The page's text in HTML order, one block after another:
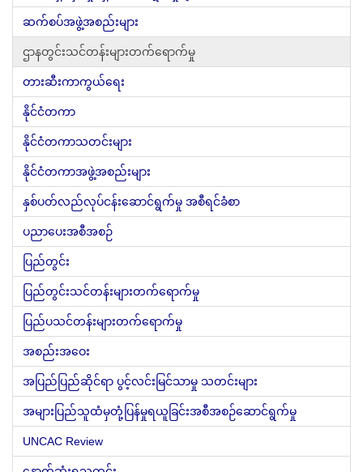
ဆက်စပ်အဖွဲ့အစည်းများ
ဌာနတွင်းသင်တန်းများတက်ရောက်မှု
တားဆီးကာကွယ်ရေး
နိုင်ငံတကာ
နိုင်ငံတကာသတင်းများ
နိုင်ငံတကာအဖွဲ့အစည်းများ
နှစ်ပတ်လည်လုပ်ငန်းဆောင်ရွက်မှု အစီရင်ခံစာ
ပညာပေးအစီအစဉ်
ပြည်တွင်း
ပြည်တွင်းသင်တန်းများတက်ရောက်မှု
ပြည်ပသင်တန်းများတက်ရောက်မှု
အစည်းအဝေး
အပြည်ပြည်ဆိုင်ရာ ပွင့်လင်းမြင်သာမှု သတင်းများ
အများပြည်သူထံမှတုံ့ပြန်မှုရယူခြင်းအစီအစဉ်ဆောင်ရွက်မှု
UNCAC Review